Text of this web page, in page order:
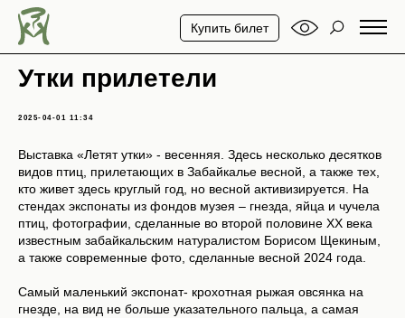
Купить билет
Утки прилетели
2025-04-01 11:34
Выставка «Летят утки» - весенняя. Здесь несколько десятков
видов птиц, прилетающих в Забайкалье весной, а также тех,
кто живет здесь круглый год, но весной активизируется. На
стендах экспонаты из фондов музея – гнезда, яйца и чучела
птиц, фотографии, сделанные во второй половине XX века
известным забайкальским натуралистом Борисом Щекиным,
а также современные фото, сделанные весной 2024 года.
Самый маленький экспонат- крохотная рыжая овсянка на
гнезде, на вид не больше указательного пальца, а самая